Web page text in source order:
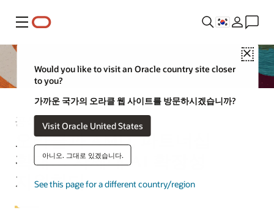
메뉴
Close
Would you like to visit an Oracle country site closer
to you?
가까운 국가의 오라클 웹 사이트를 방문하시겠습니까?
Visit Oracle United States
아니오. 그대로 있겠습니다.
See this page for a different country/region
공식 발표
오라클과 AMD, 파트너십
확대… 차세대 AI 확장성
지원한다